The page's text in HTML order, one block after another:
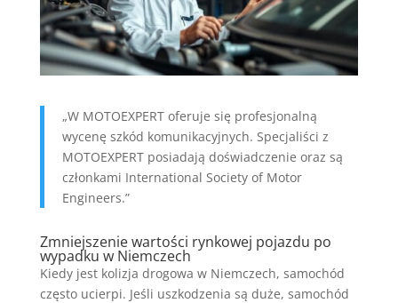
„W MOTOEXPERT oferuje się profesjonalną
wycenę szkód komunikacyjnych. Specjaliści z
MOTOEXPERT posiadają doświadczenie oraz są
członkami International Society of Motor
Engineers.”
Zmniejszenie wartości rynkowej pojazdu po
wypadku w Niemczech
Kiedy jest kolizja drogowa w Niemczech, samochód
często ucierpi. Jeśli uszkodzenia są duże, samochód